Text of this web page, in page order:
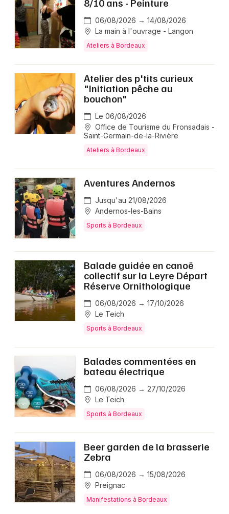
06/08/2026 → 14/08/2026
La main à l'ouvrage - Langon
Ateliers à Bordeaux
Atelier des p'tits curieux
"Initiation pêche au
bouchon"
Le 06/08/2026
Office de Tourisme du Fronsadais -
Saint-Germain-de-la-Rivière
Ateliers à Bordeaux
Aventures Andernos
Jusqu'au 21/08/2026
Andernos-les-Bains
Sports à Bordeaux
Balade guidée en canoë
collectif sur la Leyre Départ
Réserve Ornithologique
06/08/2026 → 17/10/2026
Le Teich
Sports à Bordeaux
Balades commentées en
bateau électrique
06/08/2026 → 27/10/2026
Le Teich
Sports à Bordeaux
Beer garden de la brasserie
Zebra
06/08/2026 → 15/08/2026
Preignac
Manifestations à Bordeaux